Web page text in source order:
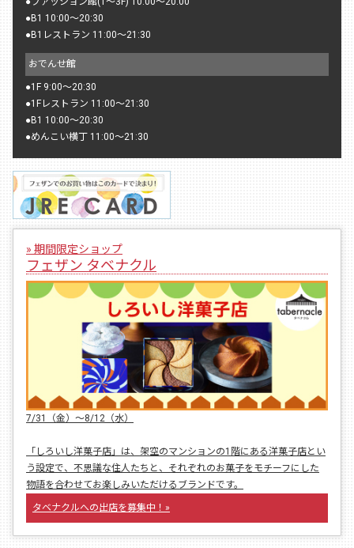
●B1 10:00〜20:30
●B1レストラン 11:00〜21:30
おでんせ館
●1F 9:00〜20:30
●1Fレストラン 11:00〜21:30
●B1 10:00〜20:30
●めんこい横丁 11:00〜21:30
» 期間限定ショップ
フェザン タベナクル
7/31（金）〜8/12（水）
「しろいし洋菓子店」は、架空のマンションの1階にある洋菓子店とい
う設定で、不思議な住人たちと、それぞれのお菓子をモチーフにした
物語を合わせてお楽しみいただけるブランドです。
タベナクルへの出店を募集中！»